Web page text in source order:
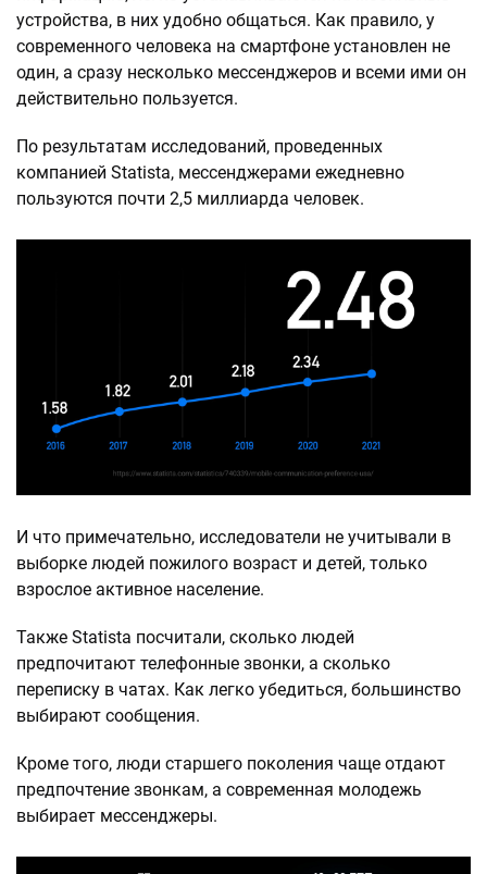
устройства, в них удобно общаться. Как правило, у
современного человека на смартфоне установлен не
один, а сразу несколько мессенджеров и всеми ими он
действительно пользуется.
По результатам исследований, проведенных
компанией Statista, мессенджерами ежедневно
пользуются почти 2,5 миллиарда человек.
И что примечательно, исследователи не учитывали в
выборке людей пожилого возраст и детей, только
взрослое активное население.
Также Statista посчитали, сколько людей
предпочитают телефонные звонки, а сколько
переписку в чатах. Как легко убедиться, большинство
выбирают сообщения.
Кроме того, люди старшего поколения чаще отдают
предпочтение звонкам, а современная молодежь
выбирает мессенджеры.